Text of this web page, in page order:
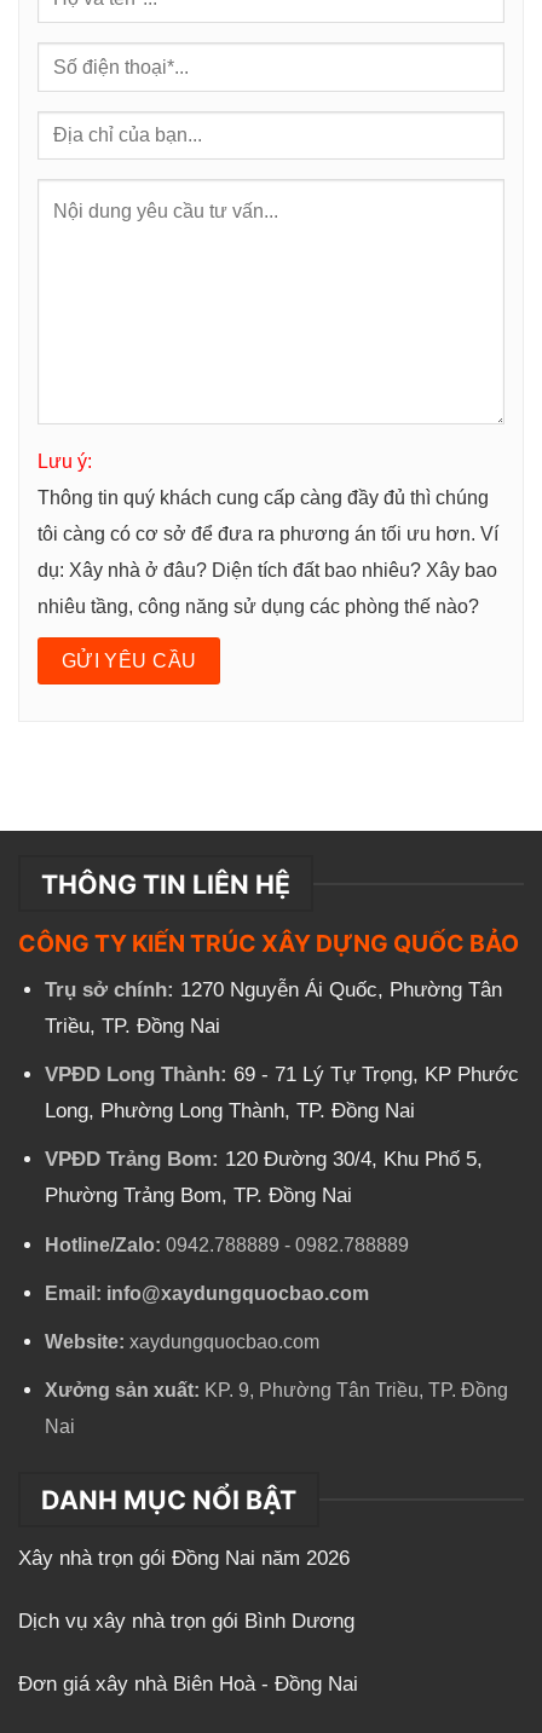
Lưu ý:
Thông tin quý khách cung cấp càng đầy đủ thì chúng
tôi càng có cơ sở để đưa ra phương án tối ưu hơn. Ví
dụ: Xây nhà ở đâu? Diện tích đất bao nhiêu? Xây bao
nhiêu tầng, công năng sử dụng các phòng thế nào?
THÔNG TIN LIÊN HỆ
CÔNG TY KIẾN TRÚC XÂY DỰNG QUỐC BẢO
Trụ sở chính: 1270 Nguyễn Ái Quốc, Phường Tân
Triều, TP. Đồng Nai
VPĐD Long Thành: 69 - 71 Lý Tự Trọng, KP Phước
Long, Phường Long Thành, TP. Đồng Nai
VPĐD Trảng Bom: 120 Đường 30/4, Khu Phố 5,
Phường Trảng Bom, TP. Đồng Nai
Hotline/Zalo: 0942.788889 - 0982.788889
Email: info@xaydungquocbao.com
Website: xaydungquocbao.com
Xưởng sản xuất: KP. 9, Phường Tân Triều, TP. Đồng
Nai
DANH MỤC NỔI BẬT
Xây nhà trọn gói Đồng Nai năm 2026
Dịch vụ xây nhà trọn gói Bình Dương
Đơn giá xây nhà Biên Hoà - Đồng Nai